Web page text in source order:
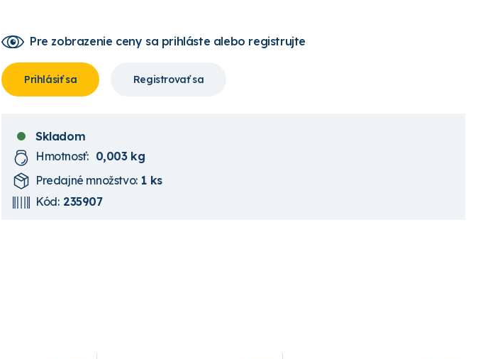
Pre zobrazenie ceny sa prihláste alebo registrujte
Prihlásiť sa Registrovať sa
Skladom
Hmotnosť: 0,003 kg
Predajné množstvo: 1 ks
Kód: 235907